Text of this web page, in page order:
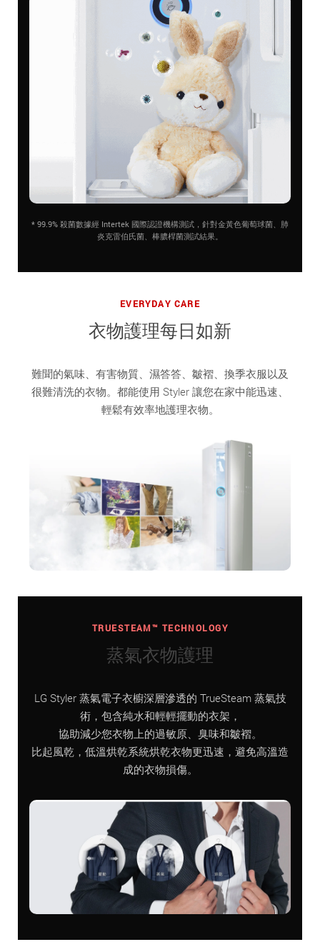
* 99.9% 殺菌數據經 Intertek 國際認證機構測試，針對金黃色葡萄球菌、肺
炎克雷伯氏菌、棒膿桿菌測試結果。
EVERYDAY CARE
衣物護理每日如新
難聞的氣味、有害物質、濕答答、皺褶、換季衣服以及
很難清洗的衣物。都能使用 Styler 讓您在家中能迅速、
輕鬆有效率地護理衣物。
TRUESTEAM™ TECHNOLOGY
蒸氣衣物護理
LG Styler 蒸氣電子衣櫥深層滲透的 TrueSteam 蒸氣技
術，包含純水和輕輕擺動的衣架，
協助減少您衣物上的過敏原、臭味和皺褶。
比起風乾，低溫烘乾系統烘乾衣物更迅速，避免高溫造
成的衣物損傷。